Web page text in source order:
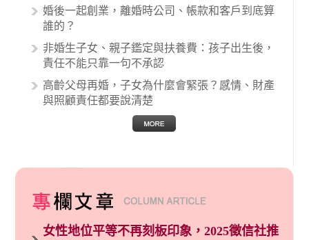
婚後一起創業，離婚時公司、帳款和客戶到底算
誰的？
非婚生子女、親子鑑定與扶養費：孩子出生後，
責任不能只靠一句不承認
高齡父母再婚，子女為什麼會緊張？感情、財產
與照顧責任都要說清楚
女性地位平等不再刻板印象，2025徵信社推